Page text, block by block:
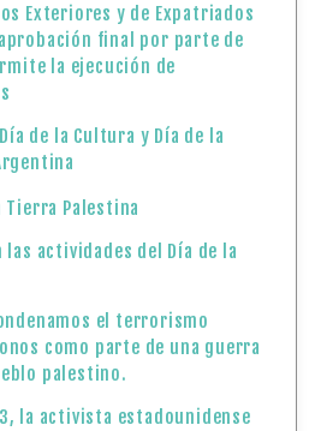
Exteriores y de Expatriados
final por parte de
la ejecución de
de la Cultura y Día de la
Tierra Palestina
actividades del Día de la
el terrorismo
como parte de una guerra
palestino.
la activista estadounidense